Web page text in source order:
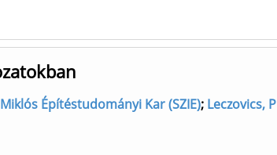
Építéstudományi Kar (SZIE); Leczovics,